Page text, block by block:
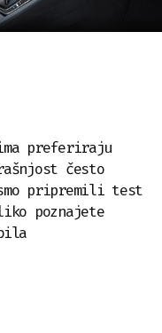
preferiraju
često
pripremili test
poznajete